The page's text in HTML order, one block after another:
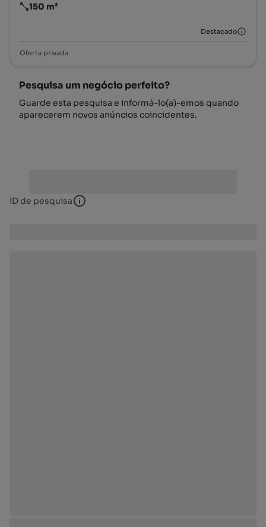
Preço por metro quadrado
150 m²
Destacado
Oferta privada
Pesquisa um negócio perfeito?
Guarde esta pesquisa e informá-lo(a)-emos quando
aparecerem novos anúncios coincidentes.
ID de pesquisa ID de pesquisa